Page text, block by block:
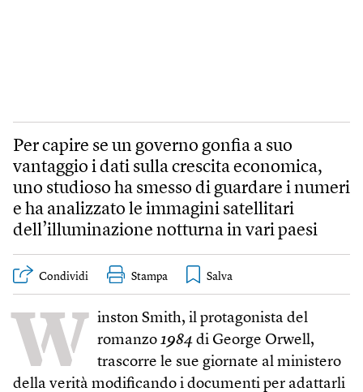
Per capire se un governo gonfia a suo
vantaggio i dati sulla crescita economica,
uno studioso ha smesso di guardare i numeri
e ha analizzato le immagini satellitari
dell’illuminazione notturna in vari paesi
Condividi Stampa
W inston Smith, il protagonista del
romanzo 1984 di George Orwell,
trascorre le sue giornate al ministero
della verità modificando i documenti per adattarli